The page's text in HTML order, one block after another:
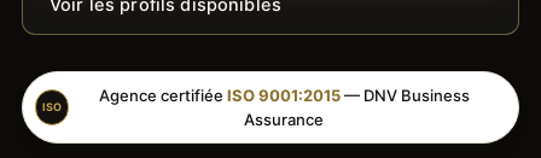
ISO
Agence certifiée ISO 9001:2015— DNV Business
Assurance